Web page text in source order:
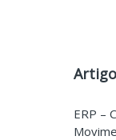
ERP –